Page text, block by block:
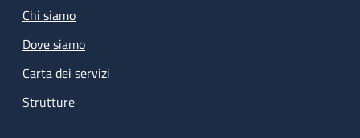
Chi siamo
Dove siamo
Carta dei servizi
Strutture